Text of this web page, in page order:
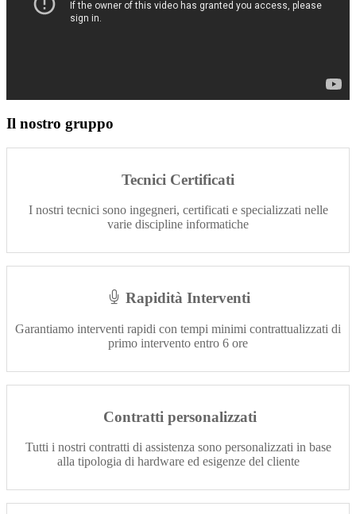
Il nostro gruppo
Tecnici Certificati
I nostri tecnici sono ingegneri, certificati e specializzati nelle
varie discipline informatiche
Rapidità Interventi
Garantiamo interventi rapidi con tempi minimi contrattualizzati di
primo intervento entro 6 ore
Contratti personalizzati
Tutti i nostri contratti di assistenza sono personalizzati in base
alla tipologia di hardware ed esigenze del cliente